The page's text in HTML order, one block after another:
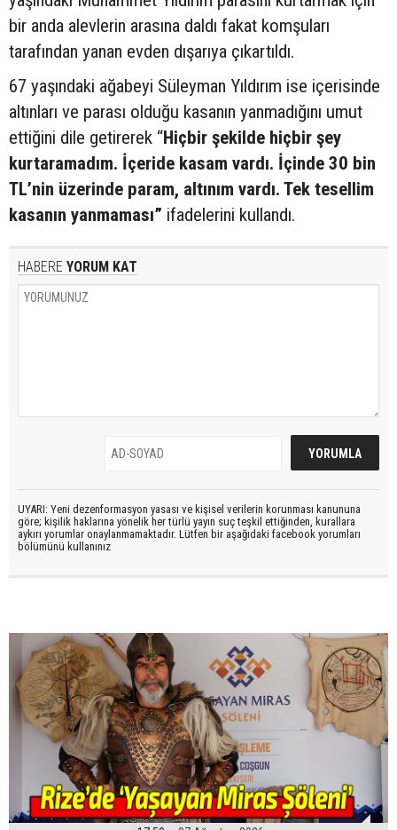
bir anda alevlerin arasına daldı fakat komşuları
tarafından yanan evden dışarıya çıkartıldı.
67 yaşındaki ağabeyi Süleyman Yıldırım ise içerisinde
altınları ve parası olduğu kasanın yanmadığını umut
ettiğini dile getirerek “Hiçbir şekilde hiçbir şey
kurtaramadım. İçeride kasam vardı. İçinde 30 bin
TL’nin üzerinde param, altınım vardı. Tek tesellim
kasanın yanmaması” ifadelerini kullandı.
HABERE YORUM KAT
UYARI: Yeni dezenformasyon yasası ve kişisel verilerin korunması kanununa
göre; kişilik haklarına yönelik her türlü yayın suç teşkil ettiğinden, kurallara
aykırı yorumlar onaylanmamaktadır. Lütfen bir aşağıdaki facebook yorumları
bölümünü kullanınız